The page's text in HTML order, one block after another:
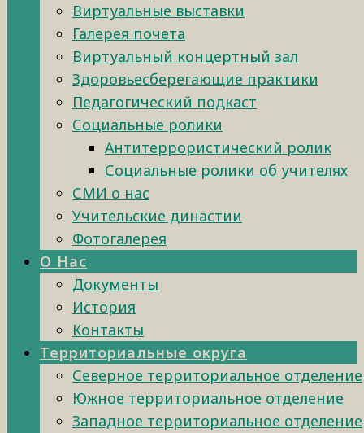
Виртуальные выставки
Галерея почета
Виртуальный концертный зал
Здоровьесберегающие практики
Педагогический подкаст
Социальные ролики
Антитеррористический ролик
Социальные ролики об учителях
СМИ о нас
Учительские династии
Фотогалерея
О Нас
Документы
История
Контакты
Территориальные округа
Северное территориальное отделение
Южное территориальное отделение
Западное территориальное отделение